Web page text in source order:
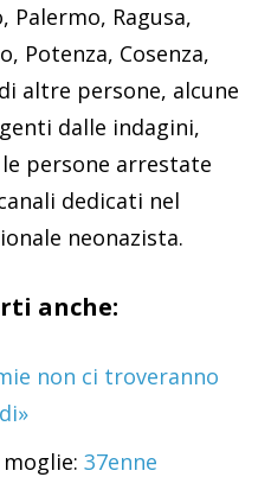
Palermo, Ragusa,
Potenza, Cosenza,
altre persone, alcune
dalle indagini,
persone arrestate
dedicati nel
neonazista.
anche:
non ci troveranno
37enne